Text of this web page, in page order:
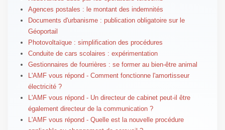
Agences postales : le montant des indemnités
Documents d'urbanisme : publication obligatoire sur le
Géoportail
Photovoltaïque : simplification des procédures
Conduite de cars scolaires : expérimentation
Gestionnaires de fourrières : se former au bien-être animal
L'AMF vous répond - Comment fonctionne l'amortisseur
électricité ?
L'AMF vous répond - Un directeur de cabinet peut-il être
également directeur de la communication ?
L'AMF vous répond - Quelle est la nouvelle procédure